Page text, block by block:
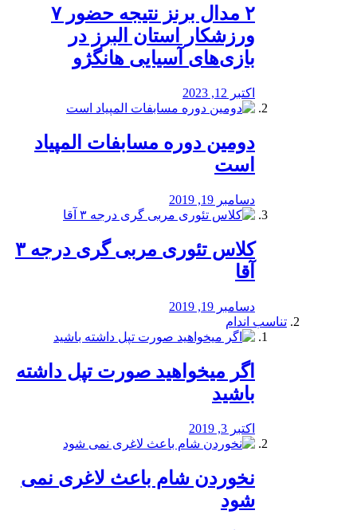
۲ مدال برنز نتیجه حضور ۷
ورزشکار استان البرز در
بازی‌های آسیایی هانگژو
اکتبر 12, 2023
دومین دوره مسابفات المپیاد
است
دسامبر 19, 2019
کلاس تئوری مربی گری درجه ۳
آقا
دسامبر 19, 2019
تناسب اندام
اگر میخواهید صورت تپل داشته
باشید
اکتبر 3, 2019
نخوردن شام باعث لاغری نمی
‌شود